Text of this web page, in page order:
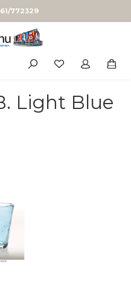
772329
Light Blue